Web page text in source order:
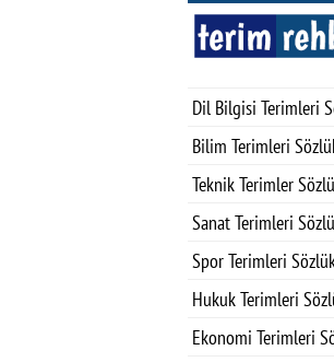
Dil Bilgisi Terimleri
Bilim Terimleri
Teknik Terimler
Sanat Terimleri
Spor Terimleri
Hukuk Terimleri
Ekonomi Terimleri